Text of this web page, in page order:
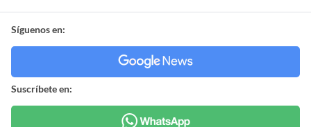
Síguenos en:
Suscríbete en: